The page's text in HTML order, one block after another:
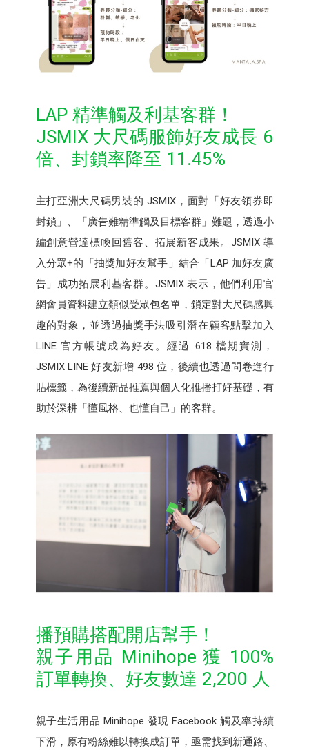
LAP 精準觸及利基客群！
JSMIX 大尺碼服飾好友成長 6
倍、封鎖率降至 11.45%
主打亞洲大尺碼男裝的 JSMIX，面對「好友領券即
封鎖」、「廣告難精準觸及目標客群」難題，透過小
編創意營達標喚回舊客、拓展新客成果。JSMIX 導
入分眾+的「抽獎加好友幫手」結合「LAP 加好友廣
告」成功拓展利基客群。JSMIX 表示，他們利用官
網會員資料建立類似受眾包名單，鎖定對大尺碼感興
趣的對象，並透過抽獎手法吸引潛在顧客點擊加入
LINE 官方帳號成為好友。經過 618 檔期實測，
JSMIX LINE 好友新增 498 位，後續也透過問卷進行
貼標籤，為後續新品推薦與個人化推播打好基礎，有
助於深耕「懂風格、也懂自己」的客群。
播預購搭配開店幫手！
親子用品 Minihope 獲 100%
訂單轉換、好友數達 2,200 人
親子生活用品 Minihope 發現 Facebook 觸及率持續
下滑，原有粉絲難以轉換成訂單，亟需找到新通路、